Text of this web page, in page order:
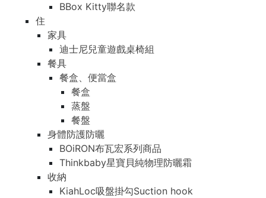
BBox Kitty聯名款
住
家具
迪士尼兒童遊戲桌椅組
餐具
餐盒、便當盒
餐盒
蒸盤
餐盤
身體防護防曬
BOiRON布瓦宏系列商品
Thinkbaby星寶貝純物理防曬霜
收納
KiahLoc吸盤掛勾Suction hook